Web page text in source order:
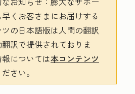
早くお客さまにお届けする
の日本語版は人間の翻訳
訳で提供されておりま
については本コンテンツ
さい。